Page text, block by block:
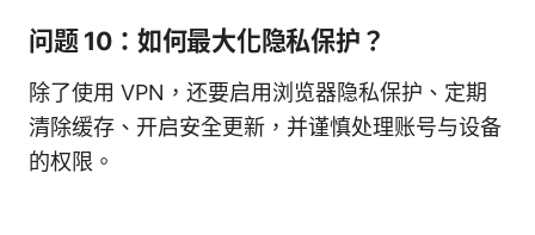
问题 10：如何最大化隐私保护？
除了使用 VPN，还要启用浏览器隐私保护、定期
清除缓存、开启安全更新，并谨慎处理账号与设备
的权限。